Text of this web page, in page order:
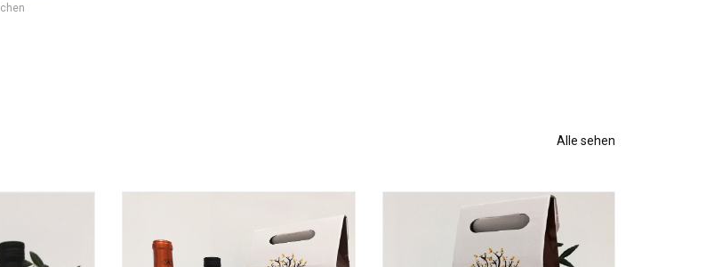
Alle sehen